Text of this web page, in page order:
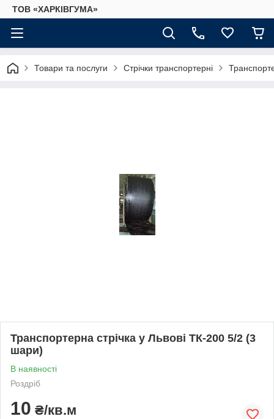
ТОВ «ХАРКІВГУМА»
Товари та послуги Стрічки транспортерні
Транспортерна стрічка у Львові ТК-200 5/2 (3
шари)
В наявності
Роздріб
10 ₴/кв.м